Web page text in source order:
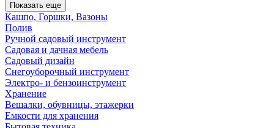
Показать еще
Кашпо, Горшки, Вазоны
Полив
Ручной садовый инструмент
Садовая и дачная мебель
Садовый дизайн
Снегоуборочный инструмент
Электро- и бензоинструмент
Хранение
Вешалки, обувницы, этажерки
Емкости для хранения